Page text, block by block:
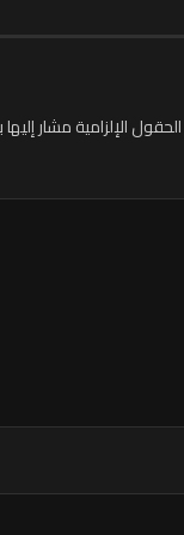
الحقول الإلزامية مشار إليها